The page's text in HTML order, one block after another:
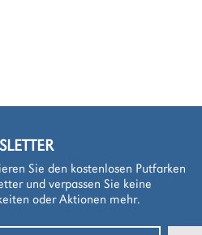
Sie den kostenlosen Putfarken
und verpassen Sie keine
oder Aktionen mehr.